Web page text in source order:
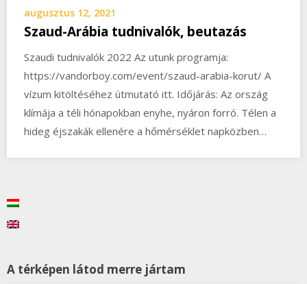
augusztus 12, 2021
Szaud-Arábia tudnivalók, beutazás
Szaudi tudnivalók 2022 Az utunk programja:
https://vandorboy.com/event/szaud-arabia-korut/ A
vízum kitöltéséhez útmutató itt. Időjárás: Az ország
klímája a téli hónapokban enyhe, nyáron forró. Télen a
hideg éjszakák ellenére a hőmérséklet napközben…
A térképen látod merre jártam